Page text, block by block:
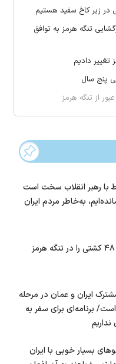
زیر کاخ سفید هستیم
تنگه هرمز به توافق
از تنگه هرمز
با رهبر انقلاب سخت است
به‌خاطر مردم ایران
سنتکام: مسیر ۴۸ کشتی را در تنگه هرمز
ایران و عمان در مرحله
برنامه‌ای برای سفر به
بسیار خوبی با ایران